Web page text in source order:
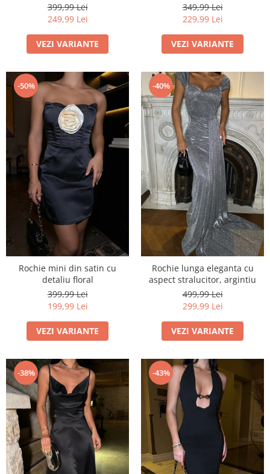
399,99 Lei
249,99 Lei
VEZI VARIANTE
349,99 Lei
229,99 Lei
VEZI VARIANTE
-50%
Rochie mini din satin cu
detaliu floral
399,99 Lei
199,99 Lei
VEZI VARIANTE
-40%
Rochie lunga eleganta cu
aspect stralucitor, argintiu
499,99 Lei
299,99 Lei
VEZI VARIANTE
-38% -43%